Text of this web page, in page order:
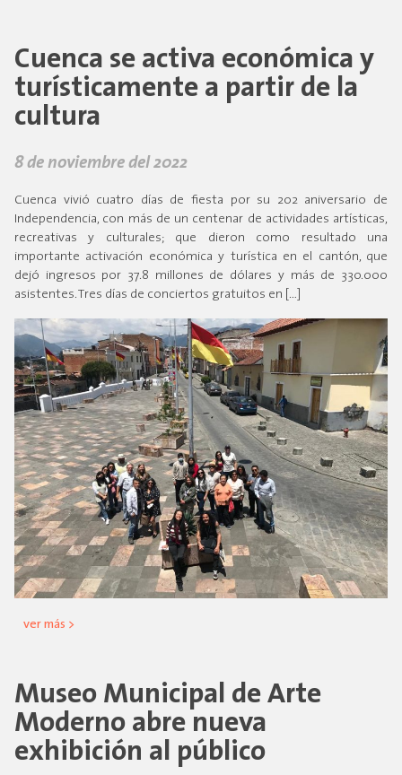
Cuenca se activa económica y
turísticamente a partir de la
cultura
8 de noviembre del 2022
Cuenca vivió cuatro días de fiesta por su 202 aniversario de
Independencia, con más de un centenar de actividades artísticas,
recreativas y culturales; que dieron como resultado una
importante activación económica y turística en el cantón, que
dejó ingresos por 37.8 millones de dólares y más de 330.000
asistentes. Tres días de conciertos gratuitos en […]
ver más >
Museo Municipal de Arte
Moderno abre nueva
exhibición al público